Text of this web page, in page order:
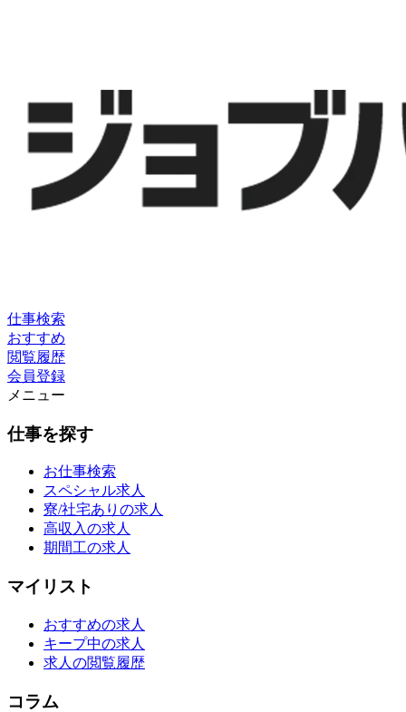
仕事検索
おすすめ
閲覧履歴
会員登録
メニュー
仕事を探す
お仕事検索
スペシャル求人
寮/社宅ありの求人
高収入の求人
期間工の求人
マイリスト
おすすめの求人
キープ中の求人
求人の閲覧履歴
コラム